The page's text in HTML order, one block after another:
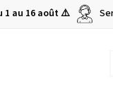
1 au 16 août ⚠️